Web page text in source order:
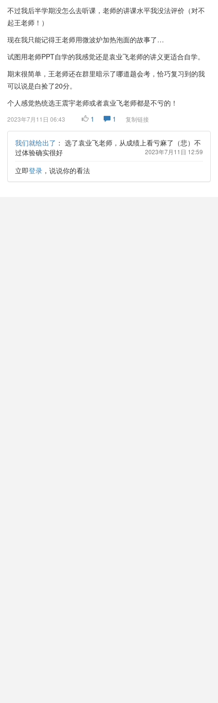
不过我后半学期没怎么去听课，老师的讲课水平我没法评价（对不
起王老师！）
现在我只能记得王老师用微波炉加热泡面的故事了…
试图用老师PPT自学的我感觉还是袁业飞老师的讲义更适合自学。
期末很简单，王老师还在群里暗示了哪道题会考，恰巧复习到的我
可以说是白捡了20分。
个人感觉热统选王震宇老师或者袁业飞老师都是不亏的！
2023年7月11日 06:43 1 1 复制链接
我们就给出了 ： 选了袁业飞老师，从成绩上看亏麻了（悲）不
过体验确实很好
2023年7月11日 12:59
立即登录 ，说说你的看法